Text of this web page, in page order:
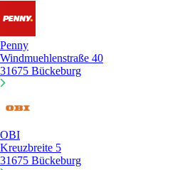
Penny
Windmuehlenstraße 40
31675 Bückeburg
OBI
Kreuzbreite 5
31675 Bückeburg